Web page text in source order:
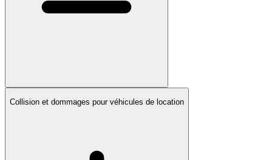
Collision et dommages pour véhicules de location